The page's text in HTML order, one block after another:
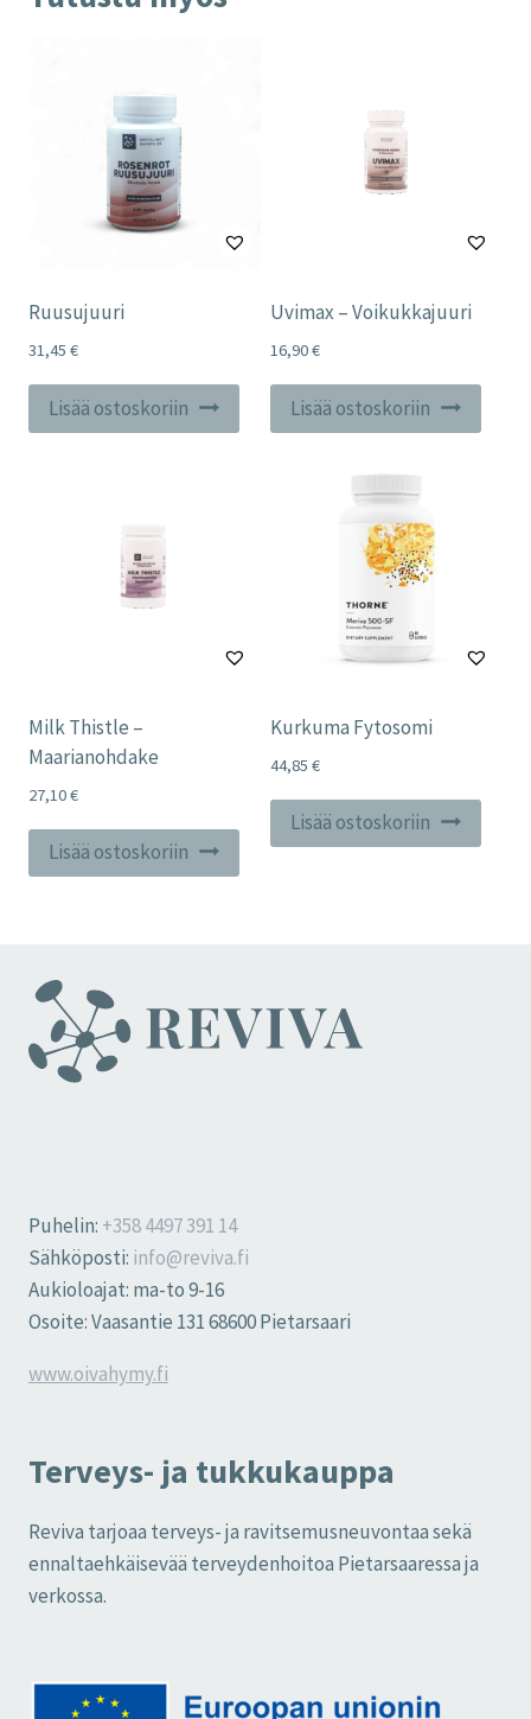
Ruusujuuri
31,45 €
Lisää ostoskoriin
Uvimax – Voikukkajuuri
16,90€
Lisää ostoskoriin
Milk Thistle –
Maarianohdake
27,10€
Lisää ostoskoriin
Kurkuma Fytosomi
44,85 €
Lisää ostoskoriin
Puhelin: +358 4497 391 14
Sähköposti: info@reviva.fi
Aukioloajat: ma-to 9-16
Osoite: Vaasantie 131 68600 Pietarsaari
www.oivahymy.fi
Terveys- ja tukkukauppa
Reviva tarjoaa terveys- ja ravitsemusneuvontaa sekä
ennaltaehkäisevää terveydenhoitoa Pietarsaaressa ja
verkossa.